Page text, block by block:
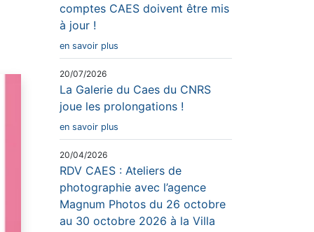
comptes CAES doivent être mis
à jour !
en savoir plus
20/07/2026
La Galerie du Caes du CNRS
joue les prolongations !
en savoir plus
20/04/2026
RDV CAES : Ateliers de
photographie avec l’agence
Magnum Photos du 26 octobre
au 30 octobre 2026 à la Villa